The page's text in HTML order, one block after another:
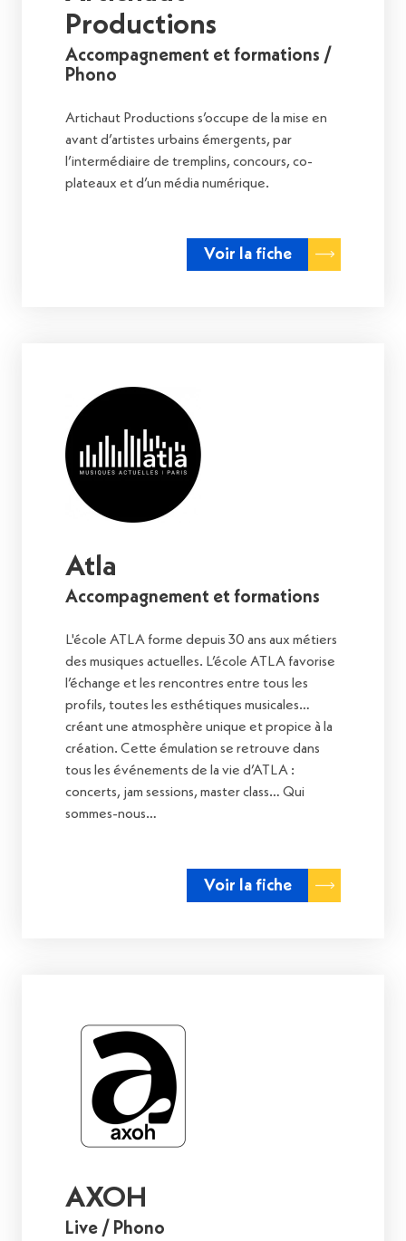
Productions
Accompagnement et formations /
Phono
Artichaut Productions s’occupe de la mise en
avant d’artistes urbains émergents, par
l’intermédiaire de tremplins, concours, co-
plateaux et d’un média numérique.
Voir la fiche
Atla
Accompagnement et formations
L'école ATLA forme depuis 30 ans aux métiers
des musiques actuelles. L’école ATLA favorise
l’échange et les rencontres entre tous les
profils, toutes les esthétiques musicales…
créant une atmosphère unique et propice à la
création. Cette émulation se retrouve dans
tous les événements de la vie d’ATLA :
concerts, jam sessions, master class… Qui
sommes-nous…
Voir la fiche
AXOH
Live / Phono